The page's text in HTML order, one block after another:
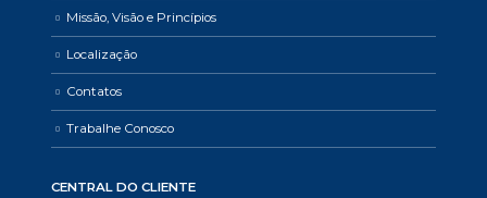
Missão, Visão e Princípios
Localização
Contatos
Trabalhe Conosco
CENTRAL DO CLIENTE